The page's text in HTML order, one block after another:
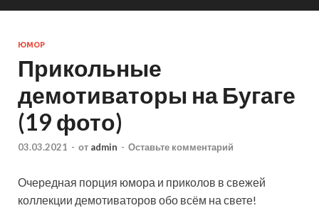
ЮМОР
Прикольные
демотиваторы на Бугаге
(19 фото)
03.03.2021 - от admin - Оставьте комментарий
Очередная порция юмора и приколов в свежей
коллекции демотиваторов обо всём на свете!